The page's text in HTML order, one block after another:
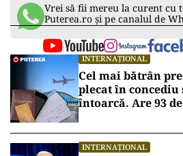
Vrei să fii mereu la curent cu
Puterea.ro și pe canalul de
INTERNAȚIONAL
Cel mai bătrân
plecat în concediu
întoarcă. Are 93
INTERNAȚIONAL